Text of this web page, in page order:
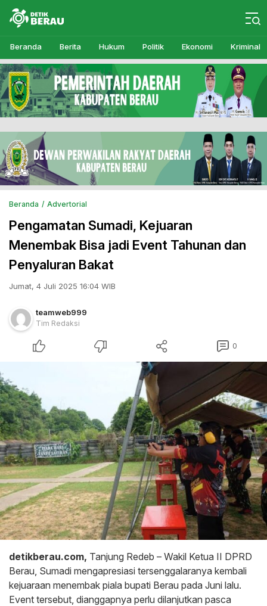
Detikberau.com
Media Diskusi Rakyat
Beranda Berita Hukum Politik Ekonomi Kriminal
Beranda Advertorial
Pengamatan Sumadi, Kejuaran
Menembak Bisa jadi Event Tahunan dan
Penyaluran Bakat
Jumat, 4 Juli 2025 16:04 WIB
teamweb999
Tim Redaksi
0
detikberau.com, Tanjung Redeb – Wakil Ketua II DPRD
Berau, Sumadi mengapresiasi tersenggalaranya kembali
kejuaraan menembak piala bupati Berau pada Juni lalu.
Event tersebut, dianggapnya perlu dilanjutkan pasca